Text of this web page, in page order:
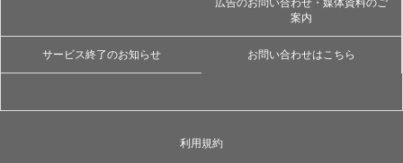
広告のお問い合わせ・媒体資料のご
案内
サービス終了のお知らせ お問い合わせはこちら
利用規約